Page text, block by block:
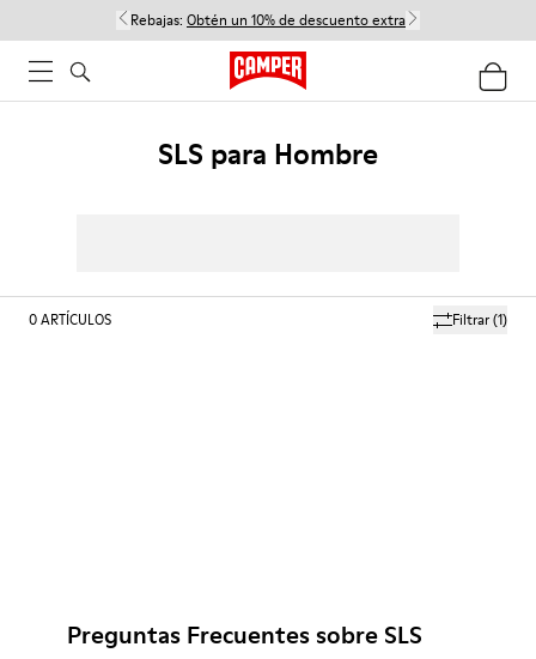
Rebajas: Obtén un 10% de descuento extra
SLS para Hombre
Filtrar(1)
0ARTÍCULOS
Preguntas Frecuentes sobre SLS